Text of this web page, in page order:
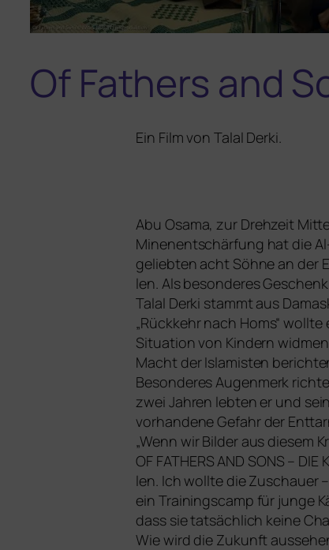
Of Fathers and
Ein Film von Talal Derki.
Abu Osama, zur Drehzeit
Minenentschärfung hat die
gelieb­ten acht Söhne an der
len. Als beson­de­res
Talal Derki stammt aus
„Rückkehr nach Homs“
Situation von Kindern
Macht der Islamisten
Besonderes Augenmerk
zwei Jahren leb­ten er und
vor­han­de­ne Gefahr der
„Wenn wir Bilder aus die­sem
OF FATHERSAND SONS – DIE
len. Ich woll­te die Zuschauer
ein Trainingscamp für jun­ge
dass sie tat­säch­lich kei­ne
Wie wird die Zukunft